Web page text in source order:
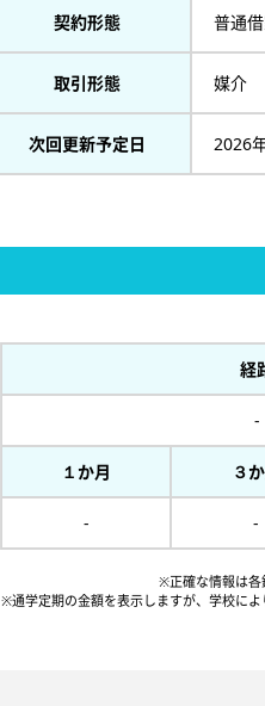
契約形態 普通
取引形態 媒介
次回更新予定日 2026
経
-
１か月 ３
- -
※正確な情報は各
※通学定期の金額を表示しますが、 学校に